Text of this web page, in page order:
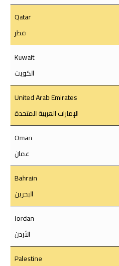
Qatar
قطر
Kuwait
الكويت
United Arab Emirates
الإمارات العربية المتحدة
Oman
عمان
Bahrain
البحرين
Jordan
الأردن
Palestine